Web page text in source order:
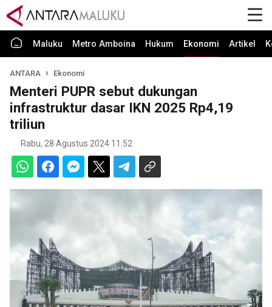
Maluku Metro Amboina Hukum Ekonomi Artikel
ANTARA Ekonomi
Menteri PUPR sebut dukungan
infrastruktur dasar IKN 2025 Rp4,19
triliun
Rabu, 28 Agustus 2024 11:52